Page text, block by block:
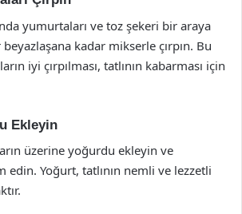
yumurtaları ve toz şekeri bir araya
kadar mikserle çırpın. Bu
iyi çırpılması, tatlının kabarması için
Ekleyin
üzerine yoğurdu ekleyin ve
edin. Yoğurt, tatlının nemli ve lezzetli